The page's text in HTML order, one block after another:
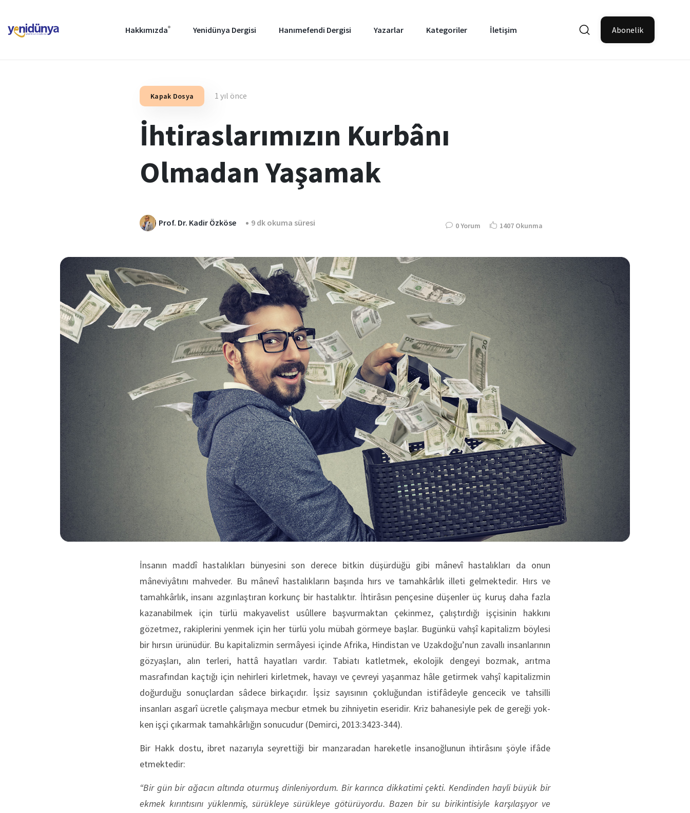
Hakkımızda Yenidünya Dergisi Hanımefendi Dergisi Yazarlar Kategoriler İletişim Abonelik
Kapak Dosya 1 yıl önce
İhtiraslarımızın Kurbânı
Olmadan Yaşamak
Prof. Dr. Kadir Özköse 9 dk okuma süresi 0 Yorum 1407 Okunma
İnsanın maddî hastalıkları bünyesini son derece bitkin düşürdüğü gibi mânevî hastalıkları da onun
mâneviyâtını mahveder. Bu mânevî hastalıkların başında hırs ve tamahkârlık illeti gelmektedir. Hırs ve
tamahkârlık, insanı azgınlaştıran korkunç bir hastalıktır. İhtirâsın pençesine düşenler üç kuruş daha fazla
kazanabilmek için türlü makyavelist usûllere başvurmaktan çekinmez, çalıştırdığı işçisinin hakkını
gözetmez, ra­kiplerini yenmek için her türlü yolu mübah görmeye başlar. Bugünkü vahşî kapitalizm böylesi
bir hırsın ürünüdür. Bu kapitalizmin sermâyesi içinde Afrika, Hindistan ve Uzakdoğu’nun zavallı insanlarının
gözyaşları, alın terle­ri, hattâ hayatları vardır. Tabiatı katletmek, ekolojik dengeyi bozmak, arıtma
masrafından kaçtığı için nehir­leri kirletmek, havayı ve çevreyi yaşanmaz hâle getirmek vahşî kapitalizmin
doğurduğu sonuçlardan sâdece birkaçıdır. İşsiz sayısının çokluğundan istifâdeyle gencecik ve tah­silli
insanları asgarî ücretle çalışmaya mecbur etmek bu zihniyetin eseridir. Kriz bahanesiyle pek de gereği yok­
ken işçi çıkarmak tamahkârlığın sonucudur (Demirci, 2013:3423-344).
Bir Hakk dostu, ibret nazarıyla seyrettiği bir manzaradan hareketle insanoğlunun ihtirâsını şöyle ifâde
etmektedir:
“Bir gün bir ağacın altında oturmuş dinleniyordum. Bir karınca dikkatimi çekti. Kendinden hayli büyük bir
ekmek kırıntısını yüklenmiş, sürükleye sürükleye götürüyordu. Bazen bir su birikintisiyle karşılaşıyor ve